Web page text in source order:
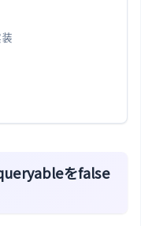
をfalse